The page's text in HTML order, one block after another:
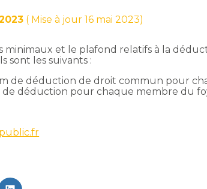
( Mise à jour 16 mai 2023)
minimaux et le plafond relatifs à la
sont les suivants :
de déduction de droit commun pour
déduction pour chaque membre du